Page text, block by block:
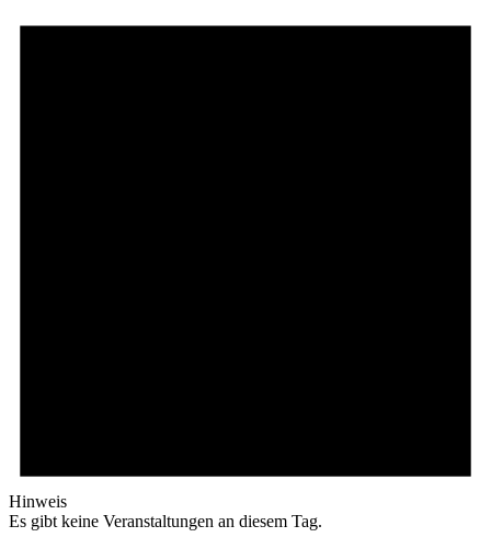
Hinweis
Es gibt keine Veranstaltungen an diesem Tag.